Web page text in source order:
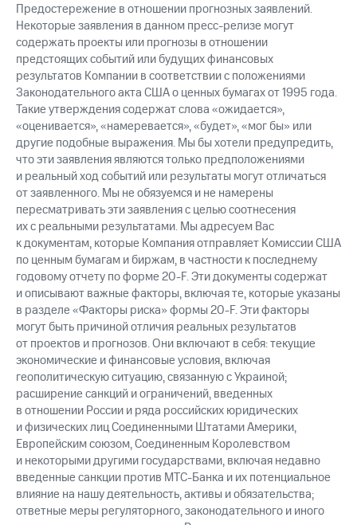
Предостережение в отношении прогнозных заявлений.
Некоторые заявления в данном пресс-релизе могут
содержать проекты или прогнозы в отношении
предстоящих событий или будущих финансовых
результатов Компании в соответствии с положениями
Законодательного акта США о ценных бумагах от 1995 года.
Такие утверждения содержат слова «ожидается»,
«оценивается», «намеревается», «будет», «мог бы» или
другие подобные выражения. Мы бы хотели предупредить,
что эти заявления являются только предположениями
и реальный ход событий или результаты могут отличаться
от заявленного. Мы не обязуемся и не намерены
пересматривать эти заявления с целью соотнесения
их с реальными результатами. Мы адресуем Вас
к документам, которые Компания отправляет Комиссии США
по ценным бумагам и биржам, в частности к последнему
годовому отчету по форме 20-F. Эти документы содержат
и описывают важные факторы, включая те, которые указаны
в разделе «Факторы риска» формы 20-F. Эти факторы
могут быть причиной отличия реальных результатов
от проектов и прогнозов. Они включают в себя: текущие
экономические и финансовые условия, включая
геополитическую ситуацию, связанную с Украиной;
расширение санкций и ограничений, введенных
в отношении России и ряда российских юридических
и физических лиц Соединенными Штатами Америки,
Европейским союзом, Соединенным Королевством
и некоторыми другими государствами, включая недавно
введенные санкции против МТС-Банка и их потенциальное
влияние на нашу деятельность, активы и обязательства;
ответные меры регуляторного, законодательного и иного